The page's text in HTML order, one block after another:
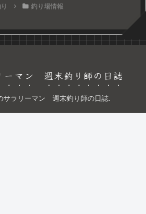
釣り場情報
ーマン 週末釣り師の日誌
サラリーマン 週末釣り師の日誌.